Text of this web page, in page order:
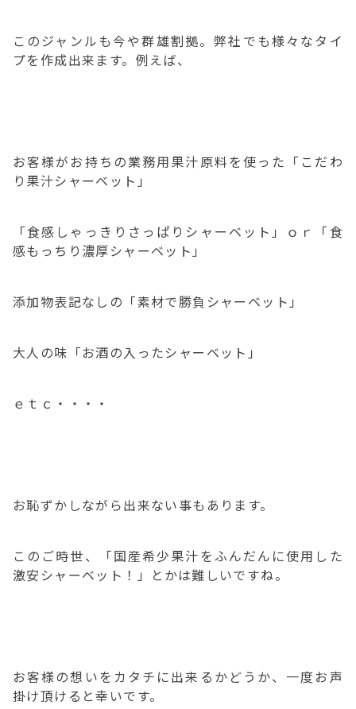
このジャンルも今や群雄割拠。弊社でも様々なタイ
プを作成出来ます。例えば、
お客様がお持ちの業務用果汁原料を使った「こだわ
り果汁シャーベット」
「食感しゃっきりさっぱりシャーベット」ｏｒ「食
感もっちり濃厚シャーベット」
添加物表記なしの「素材で勝負シャーベット」
大人の味「お酒の入ったシャーベット」
ｅｔｃ・・・・
お恥ずかしながら出来ない事もあります。
このご時世、「国産希少果汁をふんだんに使用した
激安シャーベット！」とかは難しいですね。
お客様の想いをカタチに出来るかどうか、一度お声
掛け頂けると幸いです。